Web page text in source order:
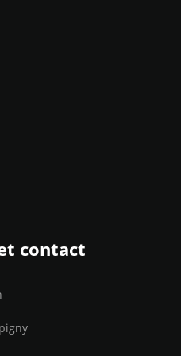
d'origine
et 15nm
contact